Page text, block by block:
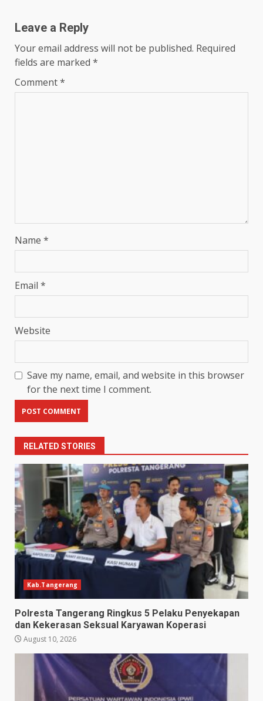
Leave a Reply
Your email address will not be published. Required
fields are marked *
Comment*
Name *
Email *
Website
Save my name, email, and website in this browser
for the next time I comment.
RELATED STORIES
Kab.Tangerang
Polresta Tangerang Ringkus 5 Pelaku Penyekapan
dan Kekerasan Seksual Karyawan Koperasi
August 10, 2026